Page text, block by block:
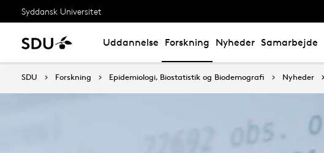
Syddansk Universitet
Uddannelse Forskning Nyheder Samarbejde
SDU Forskning Epidemiologi, Biostatistik og Biodemografi Nyheder